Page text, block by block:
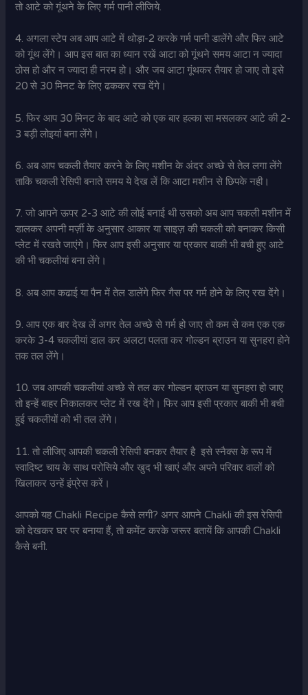
तो आटे को गूंथने के लिए गर्म पानी लीजिये.
4. अगला स्टेप अब आप आटे में थोड़ा-2 करके गर्म पानी डालेंगे और फिर आटे
को गूंथ लेंगे। आप इस बात का ध्यान रखें आटा को गूंथने समय आटा न ज्यादा
ठोस हो और न ज्यादा ही नरम हो। और जब आटा गूंथकर तैयार हो जाए तो इसे
20 से 30 मिनट के लिए ढककर रख देंगे।
5. फिर आप 30 मिनट के बाद आटे को एक बार हल्का सा मसलकर आटे की 2-
3 बड़ी लोइयां बना लेंगे।
6. अब आप चकली तैयार करने के लिए मशीन के अंदर अच्छे से तेल लगा लेंगे
ताकि चकली रेसिपी बनाते समय ये देख लें कि आटा मशीन से छिपके नही।
7. जो आपने ऊपर 2-3 आटे की लोई बनाई थी उसको अब आप चकली मशीन में
डालकर अपनी मर्ज़ी के अनुसार आकार या साइज़ की चकली को बनाकर किसी
प्लेट में रखते जाएंगे। फिर आप इसी अनुसार या प्रकार बाकी भी बची हुए आटे
की भी चकलीयां बना लेंगे।
8. अब आप कढाई या पैन में तेल डालेंगे फिर गैस पर गर्म होने के लिए रख देंगे।
9. आप एक बार देख लें अगर तेल अच्छे से गर्म हो जाए तो कम से कम एक एक
करके 3-4 चकलीयां डाल कर अलटा पलता कर गोल्डन ब्राउन या सुनहरा होने
तक तल लेंगे।
10. जब आपकी चकलीयां अच्छे से तल कर गोल्डन ब्राउन या सुनहरा हो जाए
तो इन्हें बाहर निकालकर प्लेट में रख देंगे। फिर आप इसी प्रकार बाकी भी बची
हुई चकलीयों को भी तल लेंगे।
11. तो लीजिए आपकी चकली रेसिपी बनकर तैयार है इसे स्नैक्स के रूप में
स्वादिष्ट चाय के साथ परोसिये और खुद भी खाएं और अपने परिवार वालों को
खिलाकर उन्हें इंप्रेस करें।
आपको यह Chakli Recipe कैसे लगी? अगर आपने Chakli की इस रेसिपी
को देखकर घर पर बनाया हैं, तो कमेंट करके जरूर बतायें कि आपकी Chakli
कैसे बनी.